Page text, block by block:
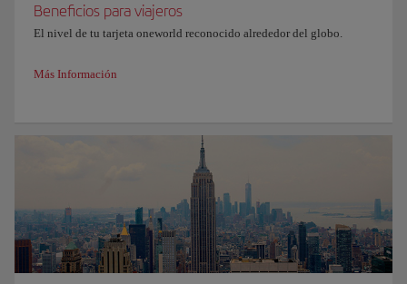
Beneficios para viajeros
El nivel de tu tarjeta oneworld reconocido alrededor del globo.
Más Información